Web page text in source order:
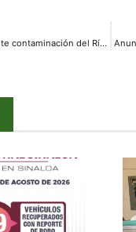
Piden a PROFEPA actuar ante contaminación del Río Piaxtla